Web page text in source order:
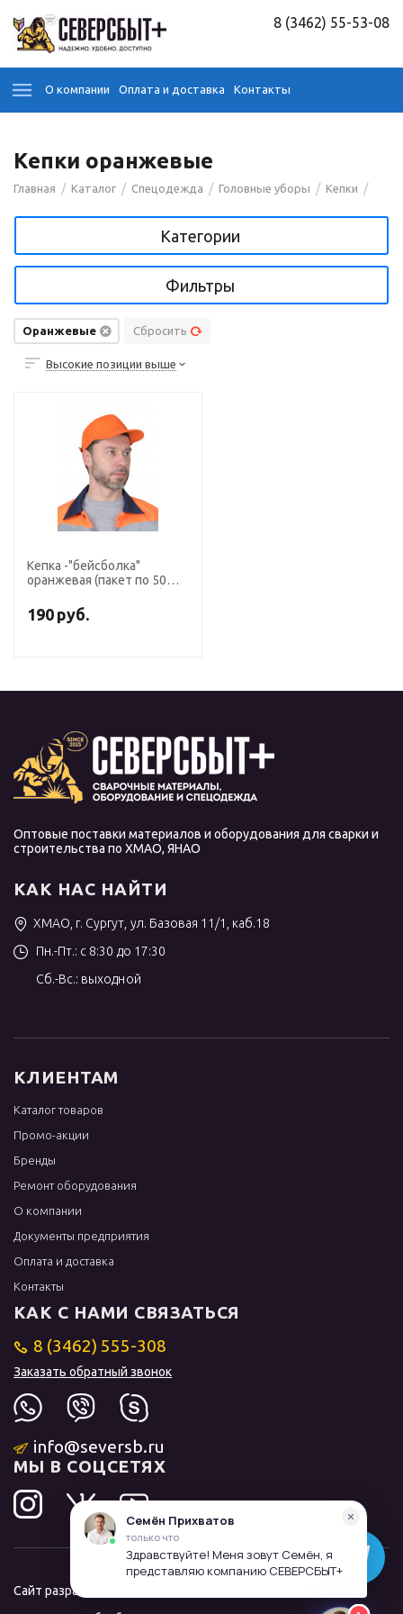
8 (3462) 55-53-08
О компании Оплата и доставка Контакты
Кепки оранжевые
Главная / Каталог / Спецодежда / Головные уборы / Кепки /
Категории
Фильтры
Оранжевые Сбросить
Высокие позиции выше
Кепка -"бейсболка"
оранжевая (пакет по 50
190 руб.
Оптовые поставки материалов и оборудования для сварки и
строительства по ХМАО, ЯНАО
КАК НАС НАЙТИ
ХМАО, г. Сургут, ул. Базовая 11/1, каб.18
Пн.-Пт.: с 8:30 до 17:30
Сб.-Вс.: выходной
КЛИЕНТАМ
Каталог товаров
Промо-акции
Бренды
Ремонт оборудования
О компании
Документы предприятия
Оплата и доставка
Контакты
КАК С НАМИ СВЯЗАТЬСЯ
8 (3462) 555-308
Заказать обратный звонок
info@seversb.ru
МЫ В СОЦСЕТЯХ
Сайт разработал и продвинул